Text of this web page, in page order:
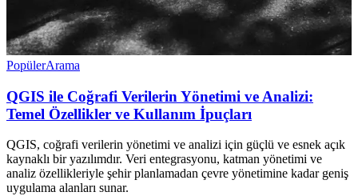
PopülerArama
QGIS ile Coğrafi Verilerin Yönetimi ve Analizi:
Temel Özellikler ve Kullanım İpuçları
QGIS, coğrafi verilerin yönetimi ve analizi için güçlü ve esnek açık
kaynaklı bir yazılımdır. Veri entegrasyonu, katman yönetimi ve
analiz özellikleriyle şehir planlamadan çevre yönetimine kadar geniş
uygulama alanları sunar.